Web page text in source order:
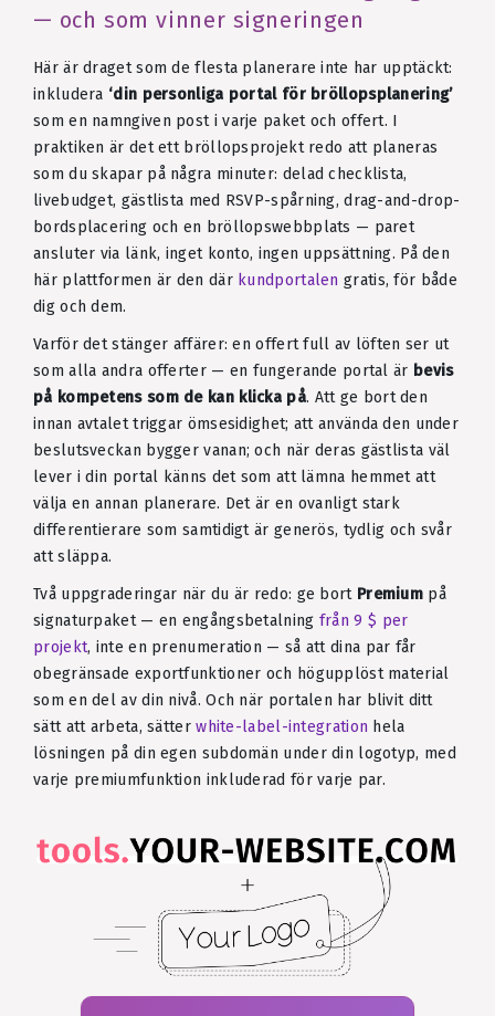
— och som vinner signeringen
Här är draget som de flesta planerare inte har upptäckt:
inkludera ‘din personliga portal för bröllopsplanering’
som en namngiven post i varje paket och offert. I
praktiken är det ett bröllopsprojekt redo att planeras
som du skapar på några minuter: delad checklista,
livebudget, gästlista med RSVP-spårning, drag-and-drop-
bordsplacering och en bröllopswebbplats — paret
ansluter via länk, inget konto, ingen uppsättning. På den
här plattformen är den där kundportalen gratis, för både
dig och dem.
Varför det stänger affärer: en offert full av löften ser ut
som alla andra offerter — en fungerande portal är bevis
på kompetens som de kan klicka på. Att ge bort den
innan avtalet triggar ömsesidighet; att använda den under
beslutsveckan bygger vanan; och när deras gästlista väl
lever i din portal känns det som att lämna hemmet att
välja en annan planerare. Det är en ovanligt stark
differentierare som samtidigt är generös, tydlig och svår
att släppa.
Två uppgraderingar när du är redo: ge bort Premium på
signaturpaket — en engångsbetalning från 9 $ per
projekt, inte en prenumeration — så att dina par får
obegränsade exportfunktioner och högupplöst material
som en del av din nivå. Och när portalen har blivit ditt
sätt att arbeta, sätterwhite-label-integration hela
lösningen på din egen subdomän under din logotyp, med
varje premiumfunktion inkluderad för varje par.